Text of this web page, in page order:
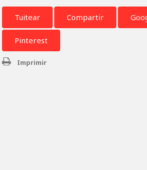
Tuitear Compartir
Pinterest
Imprimir